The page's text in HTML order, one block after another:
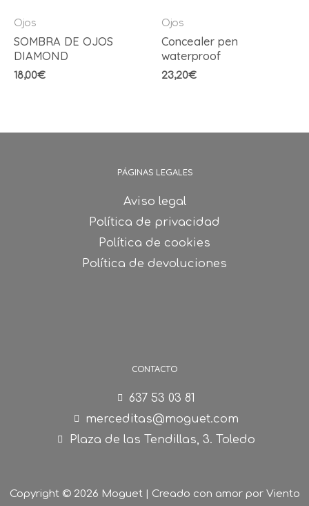
Ojos
SOMBRA DE OJOS
DIAMOND
18,00€
Ojos
Concealer pen
waterproof
23,20€
CONTACTO
637 53 03 81
merceditas@moguet.com
Plaza de las Tendillas, 3. Toledo
PÁGINAS LEGALES
Aviso legal
Política de privacidad
Política de cookies
Política de devoluciones
Copyright © 2026 Moguet | Creado con amor por Viento